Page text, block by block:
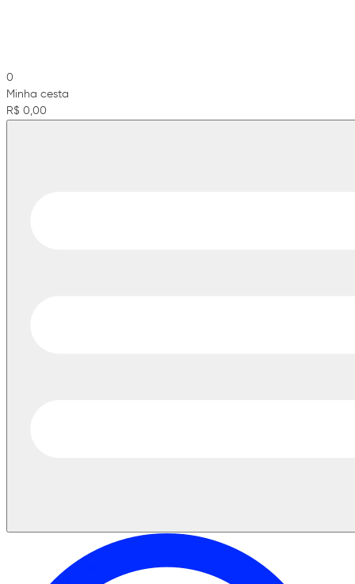
0
Minha cesta
R$ 0,00